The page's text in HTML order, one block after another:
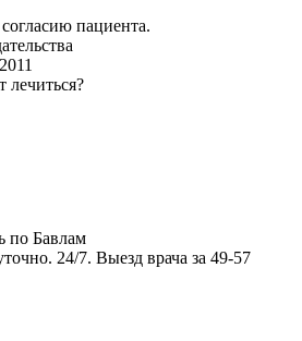
пациента.
лечиться?
по Бавлам
24/7. Выезд врача за 49-57